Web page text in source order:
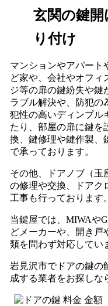
玄関の鍵
り付け
マンションやアパート
ど家や、会社やオフィ
ジ等の扉の鍵紛失や鍵
ラブル解決や、防犯の
犯性の高いディンプル
たり、部屋の扉に鍵を
換、鍵修理や鍵作製、
で承っております。
その他、ドアノブ（玉
の修理や交換、ドアク
工事も行っております。
当鍵屋では、MIWAや
どメーカーや、開き戸
類を問わず対応してい
岩見沢市でドアの鍵の
成する業者をお探しな